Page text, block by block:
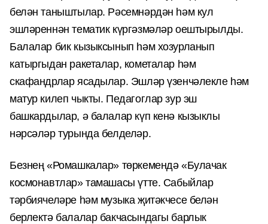
белән таныштылар. Рәсемнәрдән һәм кул
эшләреннән тематик күргәзмәләр оештырылды.
Балалар бик кызыксынып һәм хозурланып
катыргыдан ракеталар, кометалар һәм
скафандрлар ясадылар. Эшләр үзенчәлекле һәм
матур килеп чыкты. Педагоглар зур эш
башкардылар, ә балалар күп кенә кызыклы
нәрсәләр турында белделәр.
Безнең «Ромашкалар» төркемендә «Булачак
космонавтлар» тамашасы үтте. Сабыйлар
тәрбиячеләре һәм музыка җитәкчесе белән
берлектә балалар бакчасындагы барлык